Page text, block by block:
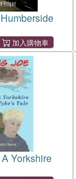
Yorkshire